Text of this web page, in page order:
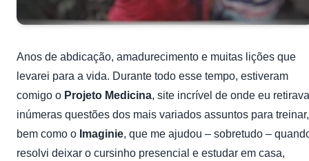
Anos de abdicação, amadurecimento e muitas lições que
levarei para a vida. Durante todo esse tempo, estiveram
comigo o Projeto Medicina, site incrível de onde eu retirava
inúmeras questões dos mais variados assuntos para treinar,
bem como o Imaginie, que me ajudou – sobretudo –
resolvi deixar o cursinho presencial e estudar em casa,